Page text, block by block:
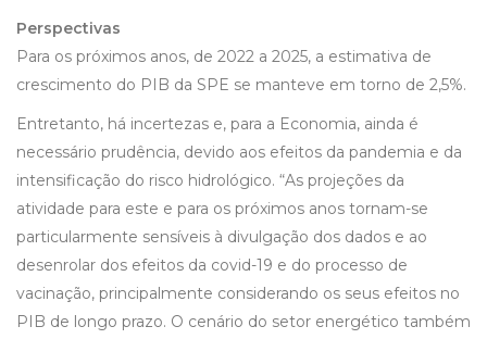
Perspectivas
Para os próximos anos, de 2022 a 2025, a estimativa de
crescimento do PIB da SPE se manteve em torno de 2,5%.
Entretanto, há incertezas e, para a Economia, ainda é
necessário prudência, devido aos efeitos da pandemia e da
intensificação do risco hidrológico. “As projeções da
atividade para este e para os próximos anos tornam-se
particularmente sensíveis à divulgação dos dados e ao
desenrolar dos efeitos da covid-19 e do processo de
vacinação, principalmente considerando os seus efeitos no
PIB de longo prazo. O cenário do setor energético também